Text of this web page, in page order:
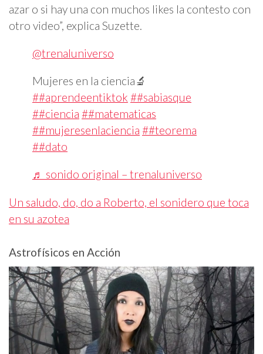
azar o si hay una con muchos likes la contesto con
otro video”, explica Suzette.
@trenaluniverso
Mujeres en la ciencia🔬
##aprendeentiktok ##sabiasque
##ciencia ##matematicas
##mujeresenlaciencia ##teorema
##dato
♬ sonido original – trenaluniverso
Un saludo, do, do a Roberto, el sonidero que toca
en su azotea
Astrofísicos en Acción